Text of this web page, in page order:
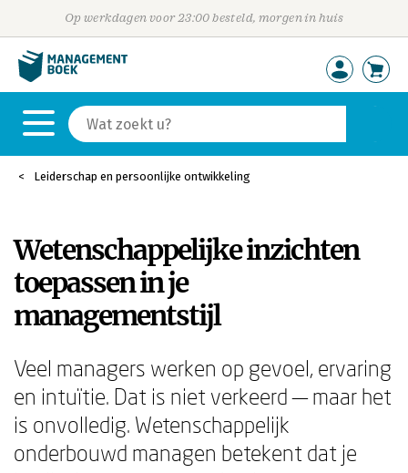
Op werkdagen voor 23:00 besteld, morgen in huis
Leiderschap en persoonlijke ontwikkeling
Wetenschappelijke inzichten
toepassen in je
managementstijl
Veel managers werken op gevoel, ervaring
en intuïtie. Dat is niet verkeerd — maar het
is onvolledig. Wetenschappelijk
onderbouwd managen betekent dat je